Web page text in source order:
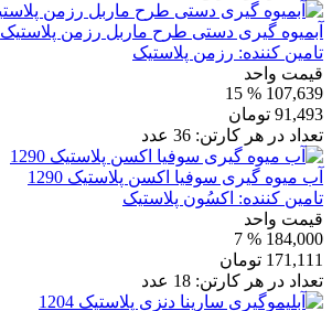
آبمیوه گیری دستی طرح ماربل رزمن پلاستیک
تامین کننده: رزمن پلاستیک
قیمت واحد
107,639
% 15
91,493 تومان
تعداد در هر کارتن: 36 عدد
آب میوه گیری سوفیا اکسن پلاستیک 1290
تامین کننده: اکسُون پلاستیک
قیمت واحد
184,000
% 7
171,111 تومان
تعداد در هر کارتن: 18 عدد